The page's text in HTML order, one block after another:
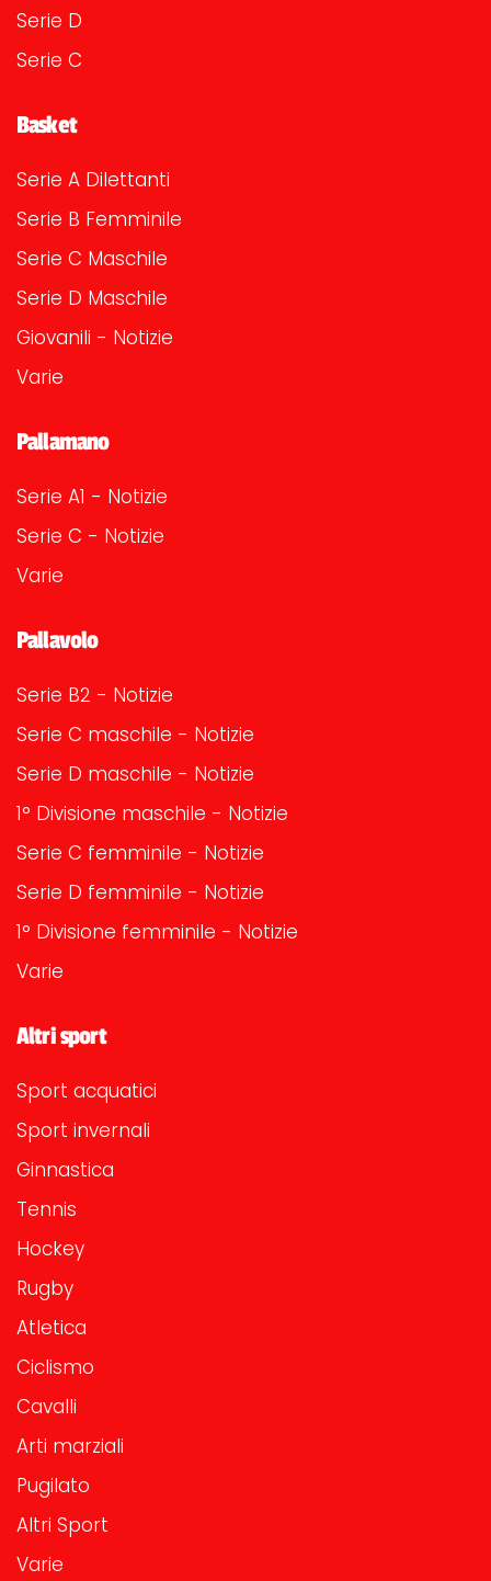
Serie D
Serie C
Basket
Serie A Dilettanti
Serie B Femminile
Serie C Maschile
Serie D Maschile
Giovanili - Notizie
Varie
Pallamano
Serie A1 - Notizie
Serie C - Notizie
Varie
Pallavolo
Serie B2 - Notizie
Serie C maschile - Notizie
Serie D maschile - Notizie
1° Divisione maschile - Notizie
Serie C femminile - Notizie
Serie D femminile - Notizie
1° Divisione femminile - Notizie
Varie
Altri sport
Sport acquatici
Sport invernali
Ginnastica
Tennis
Hockey
Rugby
Atletica
Ciclismo
Cavalli
Arti marziali
Pugilato
Altri Sport
Varie